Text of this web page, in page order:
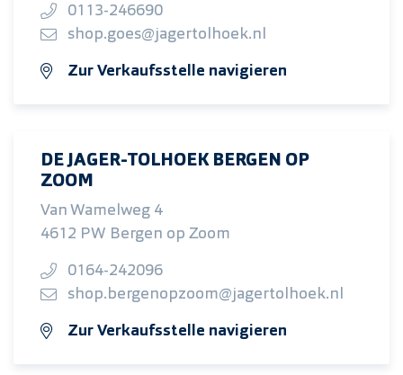
0113-246690
shop.goes@jagertolhoek.nl
Zur Verkaufsstelle navigieren
DE JAGER-TOLHOEK BERGEN OP
ZOOM
Van Wamelweg 4
4612 PW Bergen op Zoom
0164-242096
shop.bergenopzoom@jagertolhoek.nl
Zur Verkaufsstelle navigieren